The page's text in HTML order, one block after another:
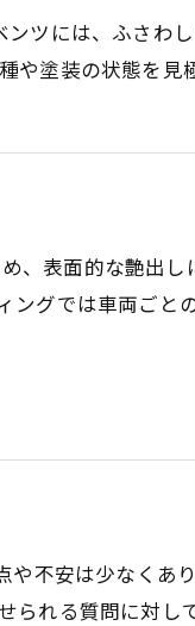
ツには、ふさわ
や塗装の状態を
、表面的な艶出
ングでは車両ごと
や不安は少なくあ
られる質問に対